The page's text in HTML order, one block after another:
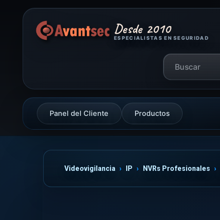
Desde 2010
ESPECIALISTAS EN SEGURIDAD
Panel del Cliente Productos
Videovigilancia IP NVRs Profesionales